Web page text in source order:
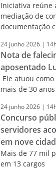
Iniciativa reúne
mediação de
documentação
24 junho2026 |
Nota de
aposentado
Ele atuou
mais de 30
24 junho2026 |
Concurso
servidores
em nove
Mais de 77 mil
em 13 cargos